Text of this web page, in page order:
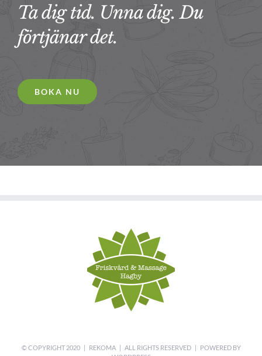
Ta dig tid. Unna dig. Du
förtjänar det.
BOKA NU
© COPYRIGHT 2020 | REKOMA | ALL RIGHTS RESERVED | POWERED BY